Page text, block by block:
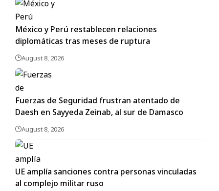
México y Perú restablecen relaciones
diplomáticas tras meses de ruptura
August 8, 2026
Fuerzas de Seguridad frustran atentado de
Daesh en Sayyeda Zeinab, al sur de Damasco
August 8, 2026
UE amplía sanciones contra personas vinculadas
al complejo militar ruso